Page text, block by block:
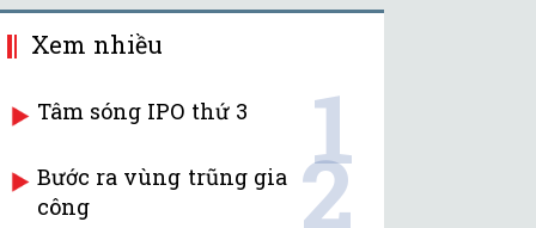
Xem nhiều
Tâm sóng IPO thứ 3 1
Bước ra vùng trũng gia
công
2